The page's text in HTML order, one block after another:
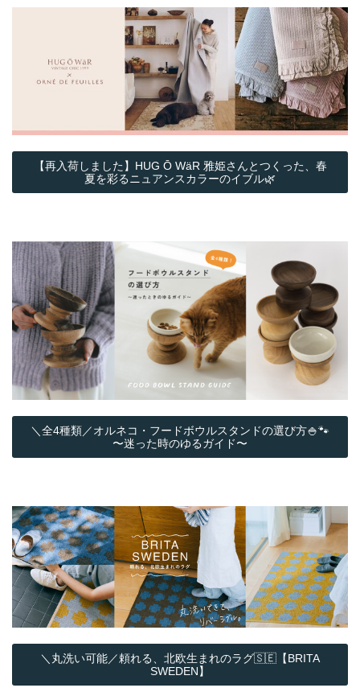
【再入荷しました】HUG Ō WäR 雅姫さんとつくった、春
夏を彩るニュアンスカラーのイブル🌿
＼全4種類／オルネコ・フードボウルスタンドの選び方🍚🐾
〜迷った時のゆるガイド〜
＼丸洗い可能／頼れる、北欧生まれのラグ🇸🇪【BRITA
SWEDEN】